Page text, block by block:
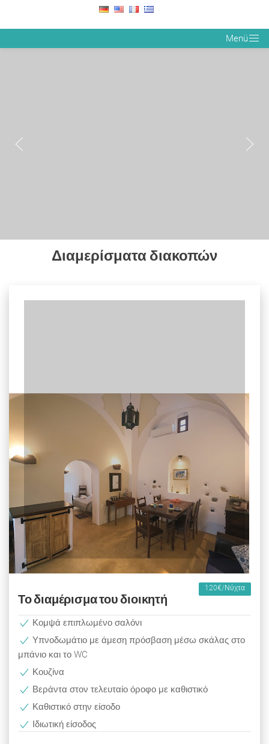
Menü
Διαμερίσματα διακοπών
Το διαμέρισμα του διοικητή
120€/Νύχτα
Κομψά επιπλωμένο σαλόνι
Υπνοδωμάτιο με άμεση πρόσβαση μέσω σκάλας στο
μπάνιο και το WC
Κουζίνα
Βεράντα στον τελευταίο όροφο με καθιστικό
Καθιστικό στην είσοδο
Ιδιωτική είσοδος